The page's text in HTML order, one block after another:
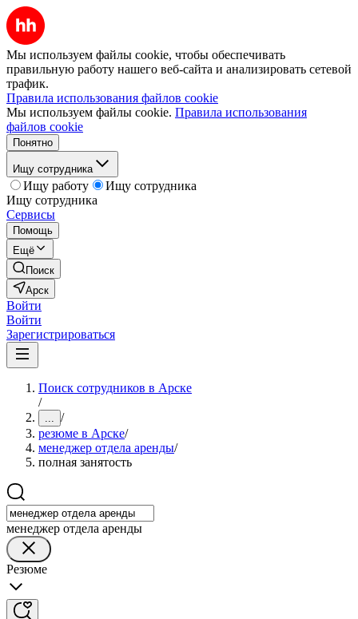
Мы используем файлы cookie, чтобы обеспечивать
правильную работу нашего веб-сайта и анализировать сетевой
трафик.
Правила использования файлов cookie
Мы используем файлы cookie. Правила использования
файлов cookie
Понятно
Ищу сотрудника
Ищу работу
Ищу сотрудника
Ищу сотрудника
Сервисы
Помощь
Ещё
Поиск
Арск
Войти
Войти
Зарегистрироваться
Поиск сотрудников в Арске
/
... /
резюме в Арске/
менеджер отдела аренды/
полная занятость
менеджер отдела аренды
Резюме